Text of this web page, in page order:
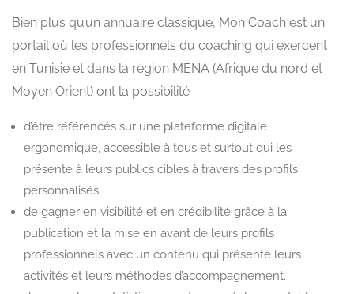
Bien plus qu’un annuaire classique, Mon Coach est un
portail où les professionnels du coaching qui exercent
en Tunisie et dans la région MENA (Afrique du nord et
Moyen Orient) ont la possibilité :
d’être référencés sur une plateforme digitale
ergonomique, accessible à tous et surtout qui les
présente à leurs publics cibles à travers des profils
personnalisés.
de gagner en visibilité et en crédibilité grâce à la
publication et la mise en avant de leurs profils
professionnels avec un contenu qui présente leurs
activités et leurs méthodes d’accompagnement.